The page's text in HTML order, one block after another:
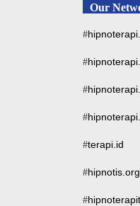
Our
#
#
#
#
#terapi.id
#hipnotis.org
#